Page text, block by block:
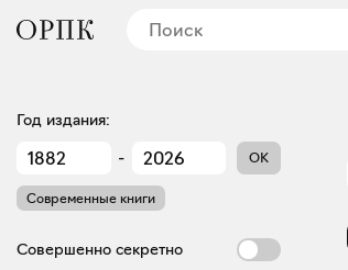
Год издания:
- OK
Современные книги
Совершенно секретно